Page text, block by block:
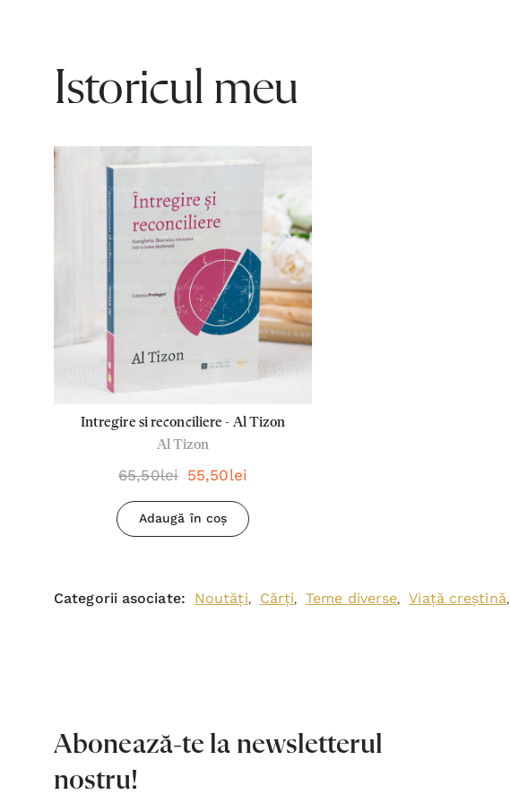
Istoricul meu
Intregire si reconciliere - Al Tizon
Al Tizon
65,50lei 55,50lei
Adaugă în coș
Categorii asociate: Noutăți, Cărți, Teme diverse, Viață creștină,
Abonează-te la newsletterul
nostru!